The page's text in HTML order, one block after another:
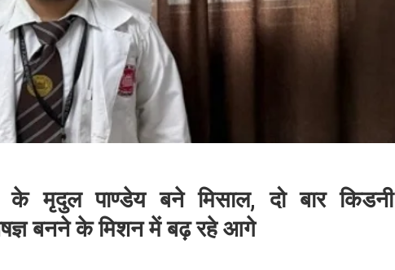
मृदुल पाण्डेय बने मिसाल, दो बार किडनी
बनने के मिशन में बढ़ रहे आगे